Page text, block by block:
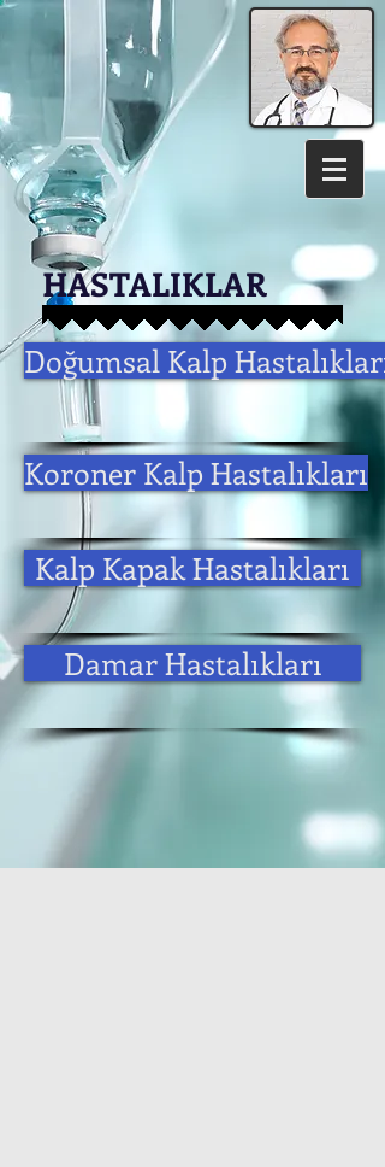
HASTALIKLAR
Doğumsal Kalp Hastalıkları
Koroner Kalp Hastalıkları
Kalp Kapak Hastalıkları
Damar Hastalıkları